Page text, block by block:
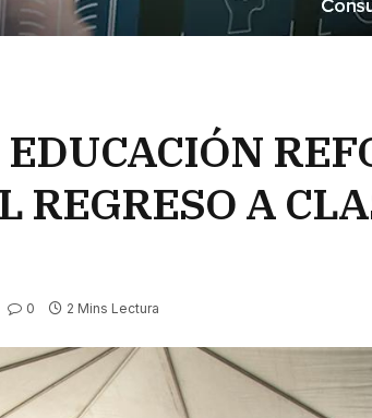
REGRESO A
0 2 Mins Lectura